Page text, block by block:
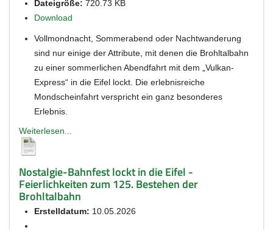
Dateigröße: 720.73 KB
Download
Vollmondnacht, Sommerabend oder Nachtwanderung
sind nur einige der Attribute, mit denen die Brohltalbahn
zu einer sommerlichen Abendfahrt mit dem „Vulkan-
Express“ in die Eifel lockt. Die erlebnisreiche
Mondscheinfahrt verspricht ein ganz besonderes
Erlebnis.
Weiterlesen...
Nostalgie-Bahnfest lockt in die Eifel -
Feierlichkeiten zum 125. Bestehen der
Brohltalbahn
Erstelldatum: 10.05.2026